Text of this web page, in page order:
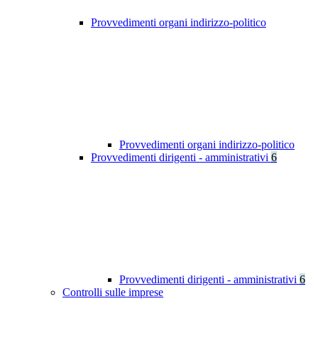
Provvedimenti organi indirizzo-politico
Provvedimenti organi indirizzo-politico
Provvedimenti dirigenti - amministrativi 6
Provvedimenti dirigenti - amministrativi 6
Controlli sulle imprese